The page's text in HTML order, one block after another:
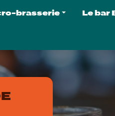
brasserie
bières
la brasserie
Le bar
C'est